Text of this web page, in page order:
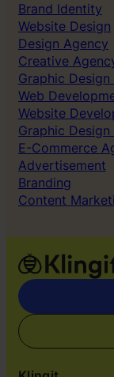
Brand Identity
Website Design
Design Agency
Creative
Graphic Design
Web
Website
Graphic Design
E-Commerce
Advertisement
Branding
Content